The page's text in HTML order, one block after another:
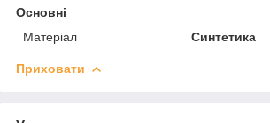
Основні
Матеріал
Синтетика
Приховати